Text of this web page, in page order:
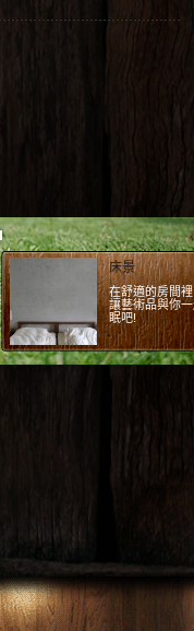
床景
在舒適的房間
讓藝術品與你
眠吧!